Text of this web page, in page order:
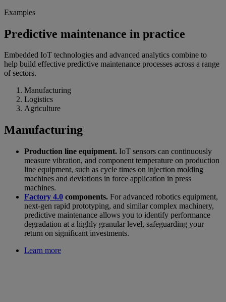
Examples
Predictive maintenance in practice
Embedded IoT technologies and advanced analytics combine to
help build effective predictive maintenance processes across a range
of sectors.
Manufacturing
Logistics
Agriculture
Manufacturing
Production line equipment. IoT sensors can continuously
measure vibration, and component temperature on production
line equipment, such as cycle times on injection molding
machines and deviations in force application in press
machines.
Factory 4.0 components. For advanced robotics equipment,
next-gen rapid prototyping, and similar complex machinery,
predictive maintenance allows you to identify performance
degradation at a highly granular level, safeguarding your
return on significant investments.
Learn more